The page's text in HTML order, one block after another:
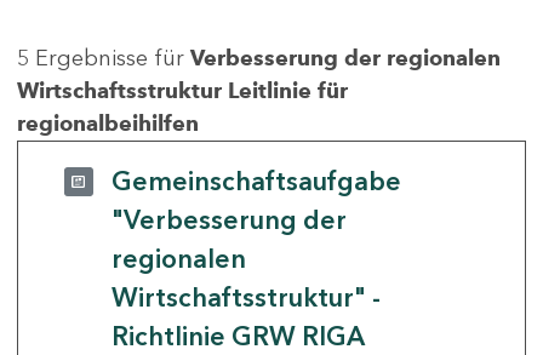
5 Ergebnisse für Verbesserung der regionalen
Wirtschaftsstruktur Leitlinie für
regionalbeihilfen
Gemeinschaftsaufgabe
"Verbesserung der
regionalen
Wirtschaftsstruktur" -
Richtlinie GRW RIGA